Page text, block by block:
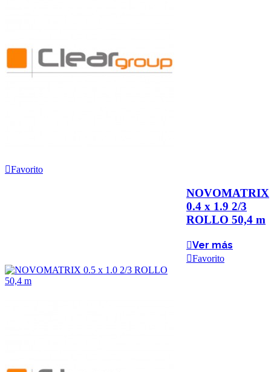
Favorito
NOVOMATRIX
0.4 x 1.9 2/3
ROLLO 50,4 m
Ver más
Favorito